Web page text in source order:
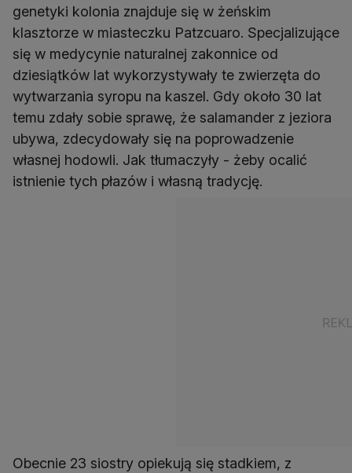
genetyki kolonia znajduje się w żeńskim
klasztorze w miasteczku Patzcuaro. Specjalizujące
się w medycynie naturalnej zakonnice od
dziesiątków lat wykorzystywały te zwierzęta do
wytwarzania syropu na kaszel. Gdy około 30 lat
temu zdały sobie sprawę, że salamander z jeziora
ubywa, zdecydowały się na poprowadzenie
własnej hodowli. Jak tłumaczyły - żeby ocalić
istnienie tych płazów i własną tradycję.
Obecnie 23 siostry opiekują się stadkiem, z